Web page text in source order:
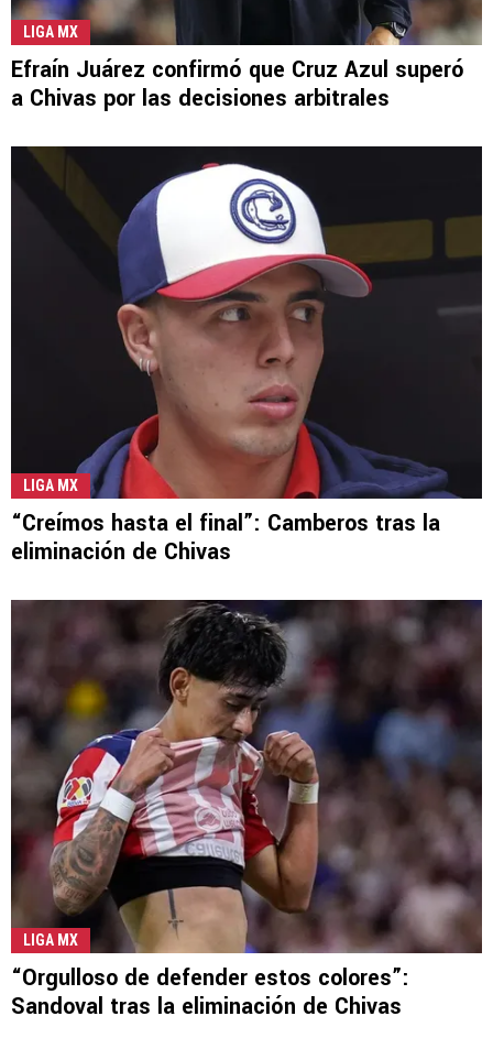
LIGA MX
Efraín Juárez confirmó que Cruz Azul superó
a Chivas por las decisiones arbitrales
LIGA MX
“Creímos hasta el final”: Camberos tras la
eliminación de Chivas
LIGA MX
“Orgulloso de defender estos colores”:
Sandoval tras la eliminación de Chivas